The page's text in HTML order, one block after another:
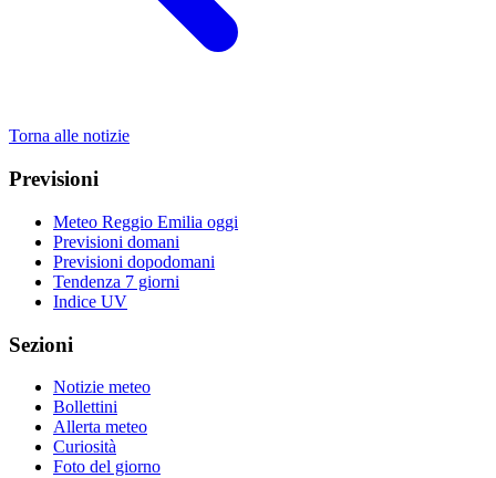
Torna alle notizie
Previsioni
Meteo Reggio Emilia oggi
Previsioni domani
Previsioni dopodomani
Tendenza 7 giorni
Indice UV
Sezioni
Notizie meteo
Bollettini
Allerta meteo
Curiosità
Foto del giorno